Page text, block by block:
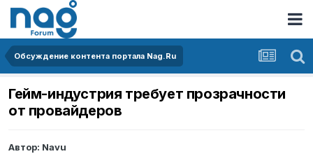
Обсуждение контента портала Nag.Ru
Гейм-индустрия требует прозрачности
от провайдеров
Автор: Navu